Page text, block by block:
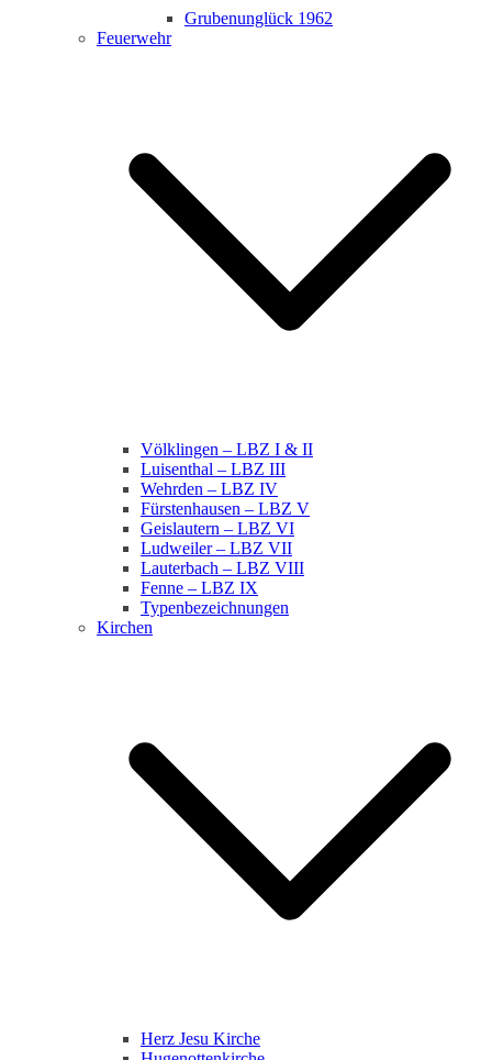
Grubenunglück 1962
Feuerwehr
Völklingen – LBZ I & II
Luisenthal – LBZ III
Wehrden – LBZ IV
Fürstenhausen – LBZ V
Geislautern – LBZ VI
Ludweiler – LBZ VII
Lauterbach – LBZ VIII
Fenne – LBZ IX
Typenbezeichnungen
Kirchen
Herz Jesu Kirche